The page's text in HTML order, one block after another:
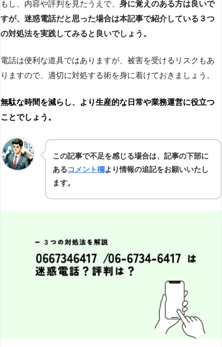
もし、内容や評判を見たうえで、 身に覚えのある方は良いで
すが、迷惑電話だと思った場合は本記事で紹介している３つ
の対処法を実践してみると良いでしょう。
電話は便利な道具ではありますが、被害を受けるリスクもあ
りますので、適切に対処する術を身に着けておきましょう。
無駄な時間を減らし、より生産的な日常や業務運営に役立つ
ことでしょう。
この記事で不足を感じる場合は、記事の下部に
あるコメント欄より情報の追記をお願いいたし
ます。